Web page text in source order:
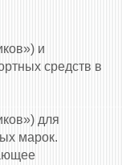
и
средств в
для
марок.